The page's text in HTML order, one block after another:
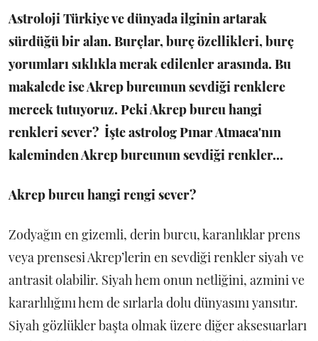
Astroloji Türkiye ve dünyada ilginin artarak
sürdüğü bir alan. Burçlar, burç özellikleri, burç
yorumları sıklıkla merak edilenler arasında. Bu
makalede ise Akrep burcunun sevdiği renklere
mercek tutuyoruz. Peki Akrep burcu hangi
renkleri sever? İşte astrolog Pınar Atmaca'nın
kaleminden Akrep burcunun sevdiği renkler...
Akrepburcu hangi rengi sever?
Zodyağın en gizemli, derin burcu, karanlıklar prens
veya prensesi Akrep’lerin en sevdiği renkler siyah ve
antrasit olabilir. Siyah hem onun netliğini, azmini ve
kararlılığını hem de sırlarla dolu dünyasını yansıtır.
Siyah gözlükler başta olmak üzere diğer aksesuarları